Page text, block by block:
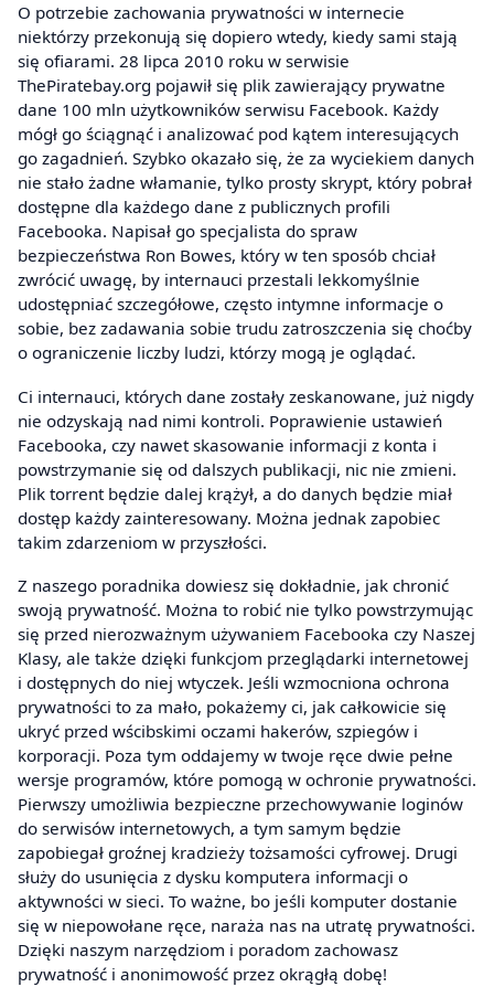
O potrzebie zachowania prywatności w internecie
niektórzy przekonują się dopiero wtedy, kiedy sami stają
się ofiarami. 28 lipca 2010 roku w serwisie
ThePiratebay.org pojawił się plik zawierający prywatne
dane 100 mln użytkowników serwisu Facebook. Każdy
mógł go ściągnąć i analizować pod kątem interesujących
go zagadnień. Szybko okazało się, że za wyciekiem danych
nie stało żadne włamanie, tylko prosty skrypt, który pobrał
dostępne dla każdego dane z publicznych profili
Facebooka. Napisał go specjalista do spraw
bezpieczeństwa Ron Bowes, który w ten sposób chciał
zwrócić uwagę, by internauci przestali lekkomyślnie
udostępniać szczegółowe, często intymne informacje o
sobie, bez zadawania sobie trudu zatroszczenia się choćby
o ograniczenie liczby ludzi, którzy mogą je oglądać.
Ci internauci, których dane zostały zeskanowane, już nigdy
nie odzyskają nad nimi kontroli. Poprawienie ustawień
Facebooka, czy nawet skasowanie informacji z konta i
powstrzymanie się od dalszych publikacji, nic nie zmieni.
Plik torrent będzie dalej krążył, a do danych będzie miał
dostęp każdy zainteresowany. Można jednak zapobiec
takim zdarzeniom w przyszłości.
Z naszego poradnika dowiesz się dokładnie, jak chronić
swoją prywatność. Można to robić nie tylko powstrzymując
się przed nierozważnym używaniem Facebooka czy Naszej
Klasy, ale także dzięki funkcjom przeglądarki internetowej
i dostępnych do niej wtyczek. Jeśli wzmocniona ochrona
prywatności to za mało, pokażemy ci, jak całkowicie się
ukryć przed wścibskimi oczami hakerów, szpiegów i
korporacji. Poza tym oddajemy w twoje ręce dwie pełne
wersje programów, które pomogą w ochronie prywatności.
Pierwszy umożliwia bezpieczne przechowywanie loginów
do serwisów internetowych, a tym samym będzie
zapobiegał groźnej kradzieży tożsamości cyfrowej. Drugi
służy do usunięcia z dysku komputera informacji o
aktywności w sieci. To ważne, bo jeśli komputer dostanie
się w niepowołane ręce, naraża nas na utratę prywatności.
Dzięki naszym narzędziom i poradom zachowasz
prywatność i anonimowość przez okrągłą dobę!